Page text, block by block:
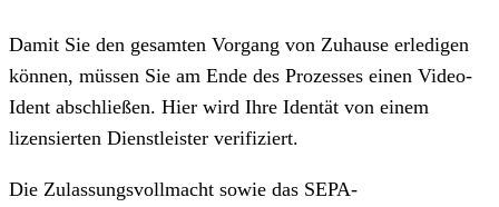
Damit Sie den gesamten Vorgang von Zuhause erledigen
können, müssen Sie am Ende des Prozesses einen Video-
Ident abschließen. Hier wird Ihre Identät von einem
lizensierten Dienstleister verifiziert.
Die Zulassungsvollmacht sowie das SEPA-